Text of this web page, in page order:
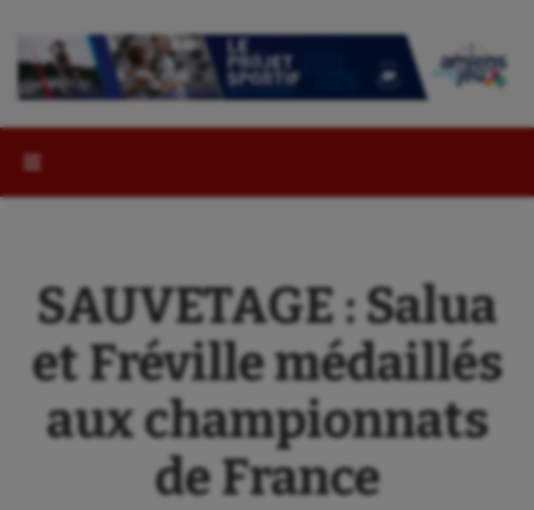
SAUVETAGE : Salua
et Fréville médaillés
aux championnats
de France